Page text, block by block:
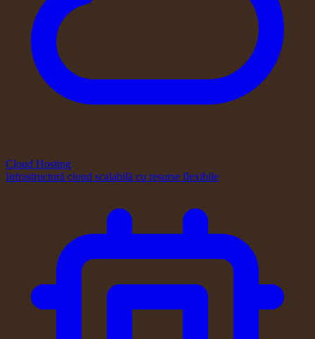
Cloud Hosting
Infrastructură cloud scalabilă cu resurse flexibile